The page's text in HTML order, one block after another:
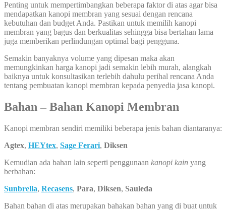
Penting untuk mempertimbangkan beberapa faktor di atas agar bisa
mendapatkan kanopi membran yang sesuai dengan rencana
kebutuhan dan budget Anda. Pastikan untuk memilih kanopi
membran yang bagus dan berkualitas sehingga bisa bertahan lama
juga memberikan perlindungan optimal bagi pengguna.
Semakin banyaknya volume yang dipesan maka akan
memungkinkan harga kanopi jadi semakin lebih murah, alangkah
baiknya untuk konsultasikan terlebih dahulu perihal rencana Anda
tentang pembuatan kanopi membran kepada penyedia jasa kanopi.
Bahan – Bahan Kanopi Membran
Kanopi membran sendiri memiliki beberapa jenis bahan diantaranya:
Agtex, HEYtex, Sage Ferari, Diksen
Kemudian ada bahan lain seperti penggunaan kanopi kain yang
berbahan:
Sunbrella, Recasens, Para, Diksen, Sauleda
Bahan bahan di atas merupakan bahakan bahan yang di buat untuk